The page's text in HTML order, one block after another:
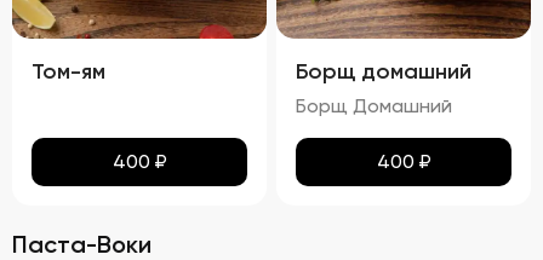
Том-ям
400 ₽
Борщ домашний
Борщ Домашний
400 ₽
Паста-Воки